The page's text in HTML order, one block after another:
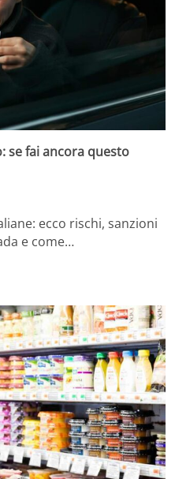
se fai ancora questo
ecco rischi, sanzioni
e come…